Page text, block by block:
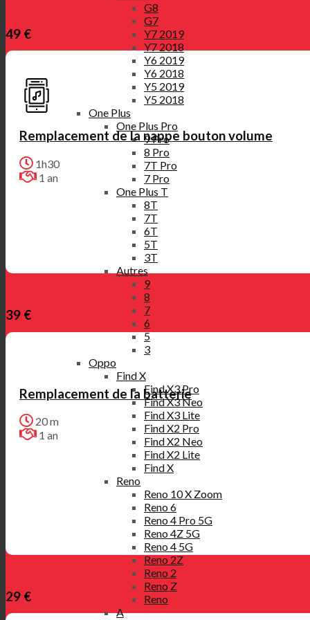
G8
G7
Y7 2019
Y7 2018
Y6 2019
Y6 2018
Y5 2019
Y5 2018
One Plus
One Plus Pro
9 Pro
8 Pro
7T Pro
7 Pro
One Plus T
8T
7T
6T
5T
3T
Autres
9
8
7
6
5
3
Oppo
Find X
Find X3 Pro
Find X3 Neo
Find X3 Lite
Find X2 Pro
Find X2 Neo
Find X2 Lite
Find X
Reno
Reno 10 X Zoom
Reno 6
Reno 4 Pro 5G
Reno 4Z 5G
Reno 4 5G
Reno 2Z
Reno 2
Reno Z
Reno
A
49 €
Remplacement de la nappe bouton volume
1h30
1 an
39 €
Remplacement de la batterie
20 m
1 an
29 €